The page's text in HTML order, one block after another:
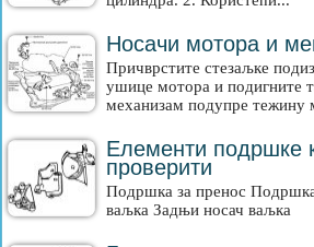
Носачи мотора и
Причврстите стезаљке
ушице мотора и подигните
механизам подупре тежину
Елементи подршке
проверити
Подршка за пренос
ваљка Задњи носач ваљка